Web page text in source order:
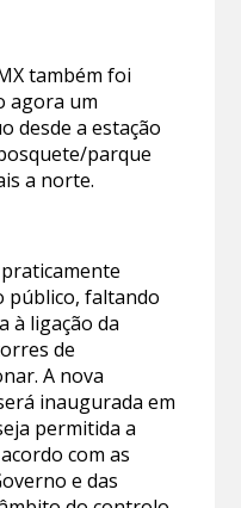
também foi
agora um
desde a estação
parque
a norte.
público, faltando
à ligação da
de
A nova
inaugurada em
permitida a
com as
e das